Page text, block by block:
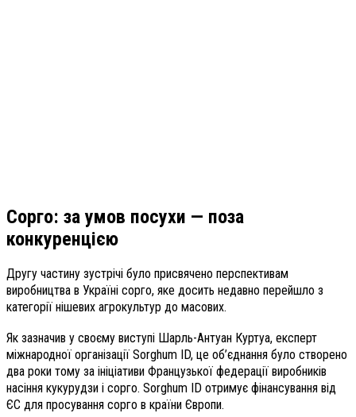
Сорго: за умов посухи — поза
конкуренцією
Другу частину зустрічі було присвячено перспективам
виробництва в Україні сорго, яке досить недавно перейшло з
категорії нішевих агрокультур до масових.
Як зазначив у своєму виступі Шарль-Антуан Куртуа, експерт
міжнародної організації Sorghum ID, це об’єднання було створено
два роки тому за ініціативи Французької федерації виробників
насіння кукурудзи і сорго. Sorghum ID отримує фінансування від
ЄС для просування сорго в країни Європи.